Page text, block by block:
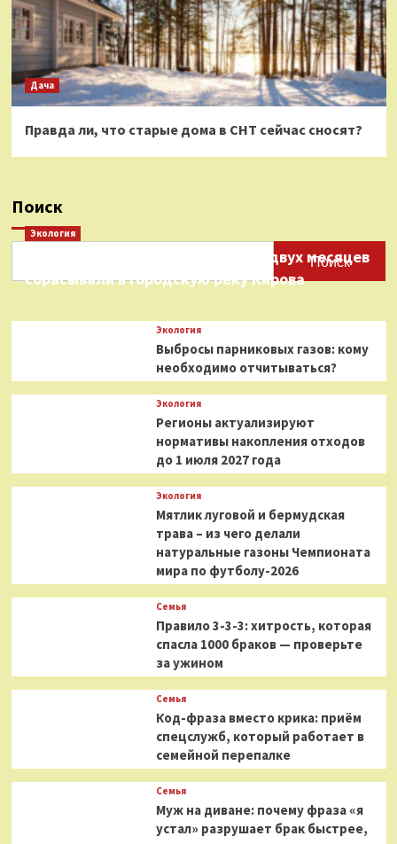
Дача
Правда ли, что старые дома в СНТ сейчас сносят?
Поиск
Поиск
Экология
Нефтепродукты на протяжении двух месяцев
сбрасывали в городскую реку Кирова
Экология
Выбросы парниковых газов: кому
необходимо отчитываться?
Экология
Регионы актуализируют
нормативы накопления отходов
до 1 июля 2027 года
Экология
Мятлик луговой и бермудская
трава – из чего делали
натуральные газоны Чемпионата
мира по футболу-2026
Семья
Правило 3-3-3: хитрость, которая
спасла 1000 браков — проверьте
за ужином
Семья
Код-фраза вместо крика: приём
спецслужб, который работает в
семейной перепалке
Семья
Муж на диване: почему фраза «я
устал» разрушает брак быстрее,